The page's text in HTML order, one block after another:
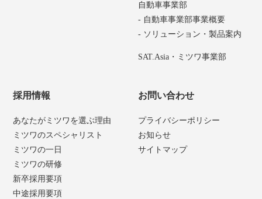
自動車事業部
- 自動車事業部事業概要
- ソリューション・製品案内
SAT.Asia・ミツワ事業部
採用情報
あなたがミツワを選ぶ理由
ミツワのスペシャリスト
ミツワの一日
ミツワの研修
新卒採用要項
中途採用要項
お問い合わせ
プライバシーポリシー
お知らせ
サイトマップ